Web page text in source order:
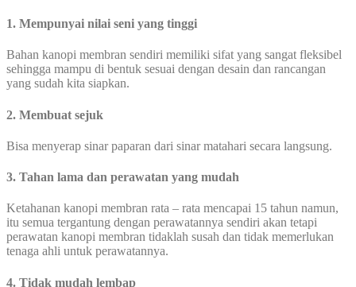
1. Mempunyai nilai seni yang tinggi
Bahan kanopi membran sendiri memiliki sifat yang sangat fleksibel
sehingga mampu di bentuk sesuai dengan desain dan rancangan
yang sudah kita siapkan.
2. Membuat sejuk
Bisa menyerap sinar paparan dari sinar matahari secara langsung.
3. Tahan lama dan perawatan yang mudah
Ketahanan kanopi membran rata – rata mencapai 15 tahun namun,
itu semua tergantung dengan perawatannya sendiri akan tetapi
perawatan kanopi membran tidaklah susah dan tidak memerlukan
tenaga ahli untuk perawatannya.
4. Tidak mudah lembap